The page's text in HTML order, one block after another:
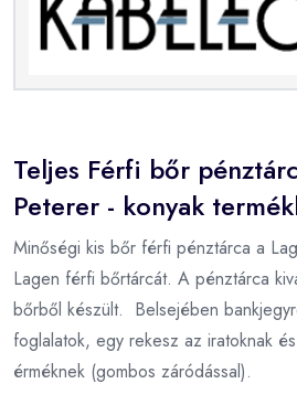
Teljes Férfi bőr
Peterer - konyak
Minőségi kis bőr férfi pénztárca a
Lagen férfi bőrtárcát. A pénztárca
bőrből készült. Belsejében
foglalatok, egy rekesz az iratoknak
érméknek (gombos záródással).